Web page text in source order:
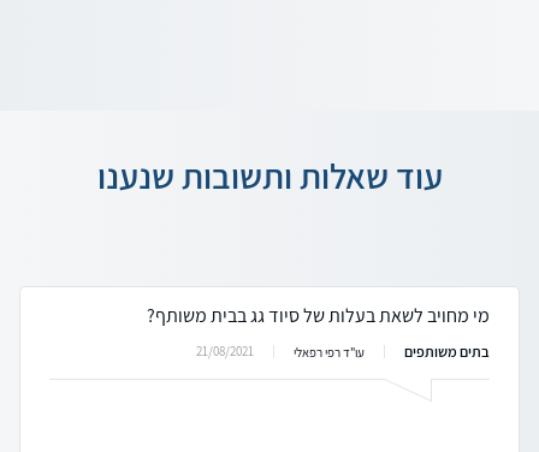
עוד שאלות ותשובות שנענו
מי מחויב לשאת בעלות של סיוד גג בבית משותף?
בתים משותפים עו"ד רפי רפאלי 21/08/2021